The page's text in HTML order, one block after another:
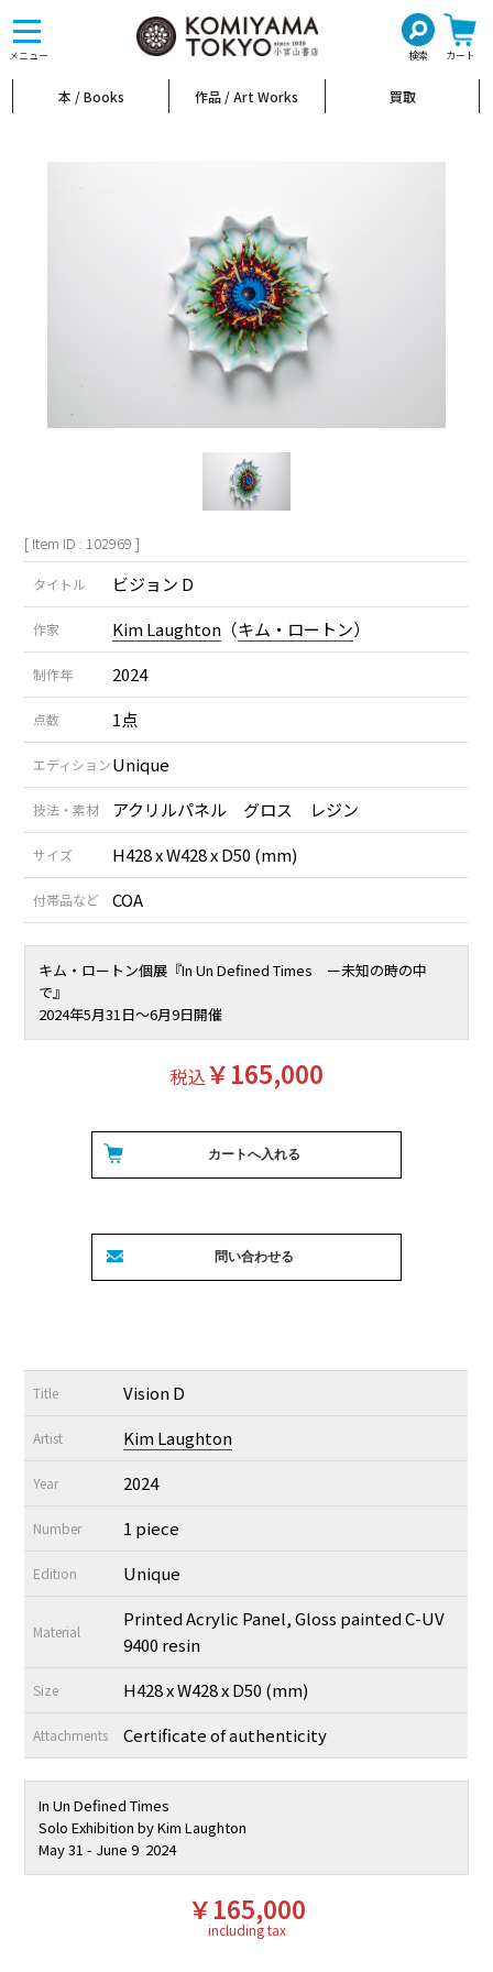
メニュー 検索 カート
toggle
navigation
本 / Books 作品 / Art Works 買取
[ Item ID : 102969 ]
タイトル ビジョン D
作家 Kim Laughton （キム・ロートン）
制作年 2024
点数 1点
エディションUnique
技法・素材 アクリルパネル グロス レジン
サイズ H428 x W428 x D50 (mm)
付帯品など COA
キム・ロートン個展『In Un Defined Times ー未知の時の中
で』
2024年5月31日〜6月9日開催
税込￥165,000
Title Vision D
Artist Kim Laughton
Year 2024
Number 1 piece
Edition Unique
Material
Printed Acrylic Panel, Gloss painted C-UV
9400 resin
Size H428 x W428 x D50 (mm)
Attachments Certificate of authenticity
In Un Defined Times
Solo Exhibition by Kim Laughton
May 31 - June 9 2024
￥165,000
including tax